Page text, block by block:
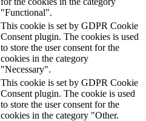
"Functional".
This cookie is set by GDPR Cookie
Consent plugin. The cookies is used
to store the user consent for the
cookies in the category
"Necessary".
This cookie is set by GDPR Cookie
Consent plugin. The cookie is used
to store the user consent for the
cookies in the category "Other.